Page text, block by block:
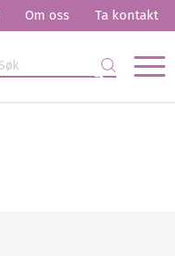
Om oss Ta kontakt